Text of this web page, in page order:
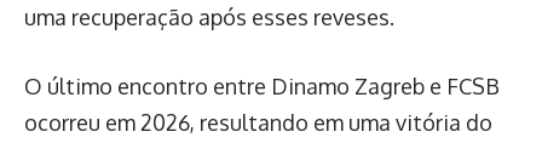
uma recuperação após esses reveses.
O último encontro entre Dinamo Zagreb e FCSB
ocorreu em 2026, resultando em uma vitória do